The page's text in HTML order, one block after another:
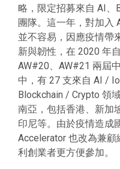
略，限定招募來自 AI、
團隊。這一年，對加入
並不容易，因應疫情帶
新與韌性，在 2020 年
AW#20、AW#21 兩屆
中，有 27 支來自 AI /
Blockchain / Crypto 領
南亞，包括香港、新加
印尼等。由於疫情造成
Accelerator 也改為兼
利創業者更方便參加。